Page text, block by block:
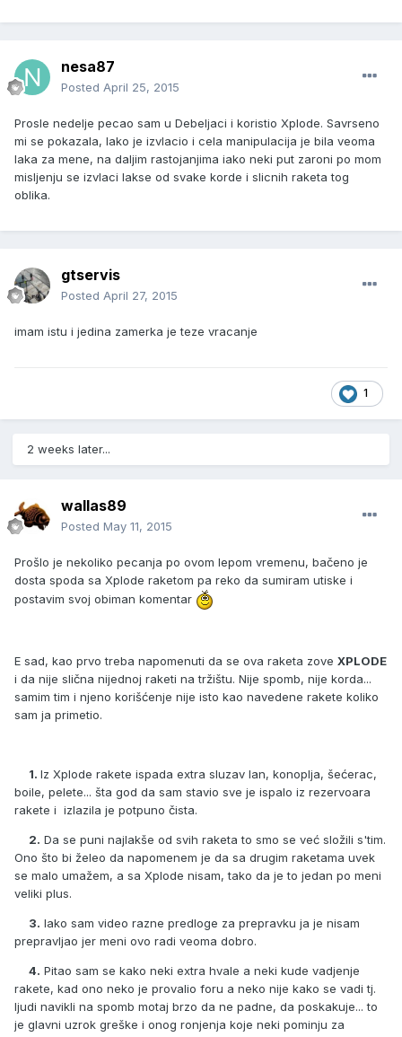
nesa87
Posted April 25, 2015
Prosle nedelje pecao sam u Debeljaci i koristio Xplode. Savrseno
mi se pokazala, lako je izvlacio i cela manipulacija je bila veoma
laka za mene, na daljim rastojanjima iako neki put zaroni po mom
misljenju se izvlaci lakse od svake korde i slicnih raketa tog
oblika.
gtservis
Posted April 27, 2015
imam istu i jedina zamerka je teze vracanje
1
2 weeks later...
wallas89
Posted May 11, 2015
Prošlo je nekoliko pecanja po ovom lepom vremenu, bačeno je
dosta spoda sa Xplode raketom pa reko da sumiram utiske i
postavim svoj obiman komentar
E sad, kao prvo treba napomenuti da se ova raketa zove XPLODE
i da nije slična nijednoj raketi na tržištu. Nije spomb, nije korda...
samim tim i njeno korišćenje nije isto kao navedene rakete koliko
sam ja primetio.
1. Iz Xplode rakete ispada extra sluzav lan, konoplja, šećerac,
boile, pelete... šta god da sam stavio sve je ispalo iz rezervoara
rakete i izlazila je potpuno čista.
2. Da se puni najlakše od svih raketa to smo se već složili s'tim.
Ono što bi želeo da napomenem je da sa drugim raketama uvek
se malo umažem, a sa Xplode nisam, tako da je to jedan po meni
veliki plus.
3. Iako sam video razne predloge za prepravku ja je nisam
prepravljao jer meni ovo radi veoma dobro.
4. Pitao sam se kako neki extra hvale a neki kude vadjenje
rakete, kad ono neko je provalio foru a neko nije kako se vadi tj.
ljudi navikli na spomb motaj brzo da ne padne, da poskakuje... to
je glavni uzrok greške i onog ronjenja koje neki pominju za